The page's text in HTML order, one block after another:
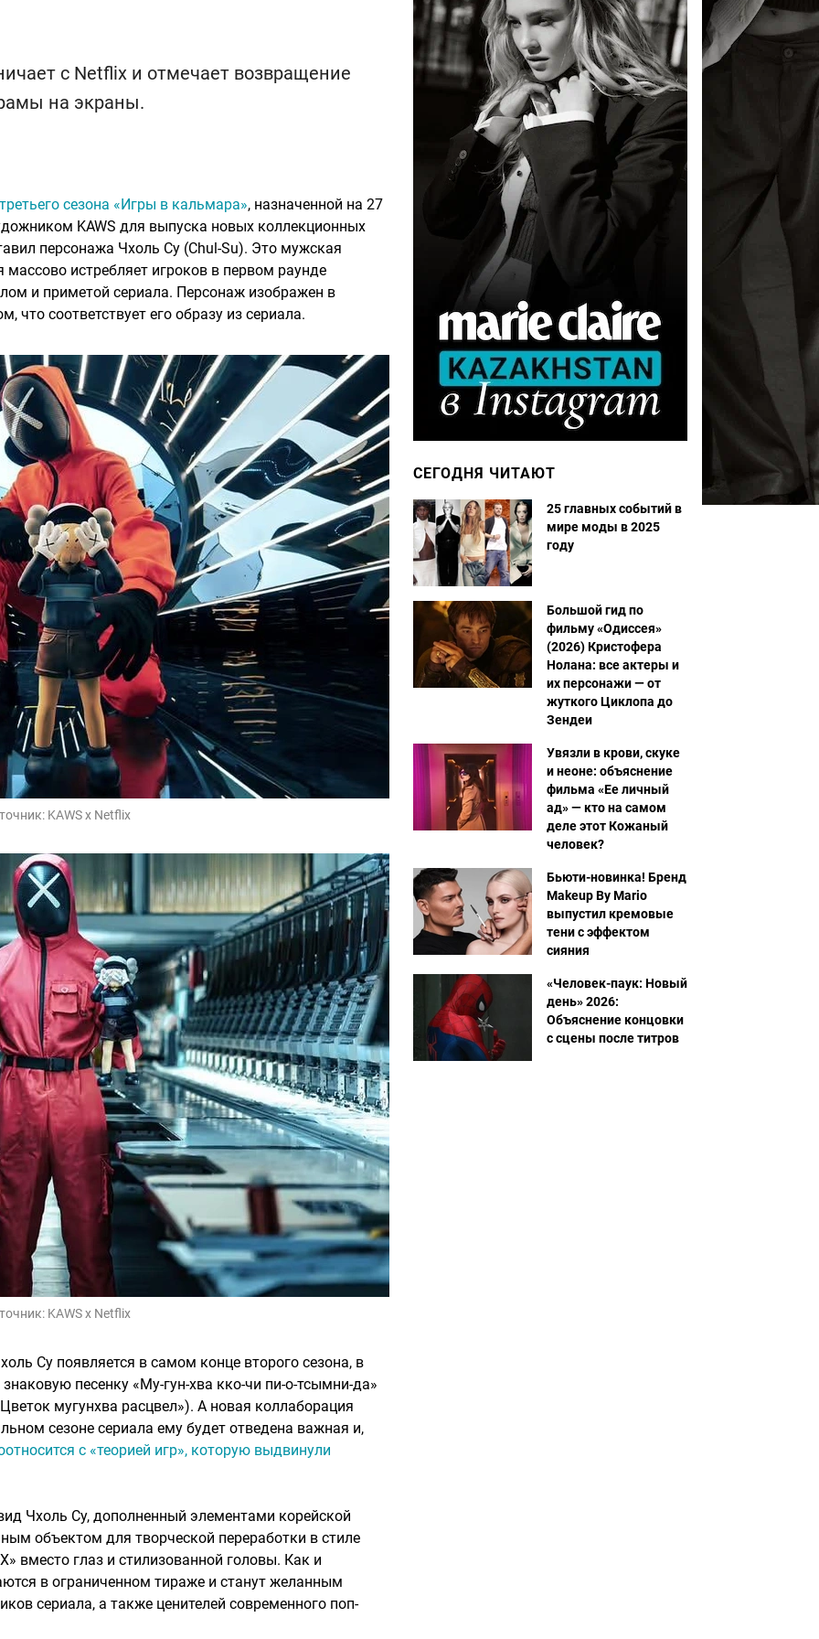
с Netflix и отмечает возвращение
на экраны.
третьего сезона «Игры в кальмара», назначенной на 27
KAWS для выпуска новых коллекционных
персонажа Чхоль Су (Chul-Su). Это мужская
истребляет игроков в первом раунде
и приметой сериала. Персонаж изображен в
что соответствует его образу из сериала.
KAWS x Netflix
KAWS x Netflix
Су появляется в самом конце второго сезона, в
песенку «Му-гун-хва кко-чи пи-о-тсымни-да»
мугунхва расцвел»). А новая коллаборация
сезоне сериала ему будет отведена важная и,
с «теорией игр», которую выдвинули
Чхоль Су, дополненный элементами корейской
объектом для творческой переработки в стиле
вместо глаз и стилизованной головы. Как и
в ограниченном тираже и станут желанным
сериала, а также ценителей современного поп-
СЕГОДНЯ ЧИТАЮТ
25 главных событий в
мире моды в 2025
году
Большой гид по
фильму «Одиссея»
(2026) Кристофера
Нолана: все актеры и
их персонажи — от
жуткого Циклопа до
Зендеи
Увязли в крови, скуке
и неоне: объяснение
фильма «Ее личный
ад» — кто на самом
деле этот Кожаный
человек?
Бьюти-новинка! Бренд
Makeup By Mario
выпустил кремовые
тени с эффектом
сияния
«Человек-паук: Новый
день» 2026:
Объяснение концовки
с сцены после титров